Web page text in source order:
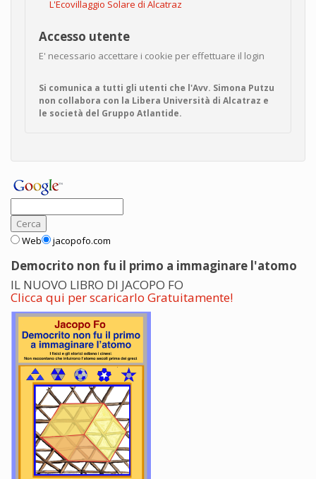
L'Ecovillaggio Solare di Alcatraz
Accesso utente
E' necessario accettare i cookie per effettuare il login
Si comunica a tutti gli utenti che l'Avv. Simona Putzu
non collabora con la Libera Università di Alcatraz e
le società del Gruppo Atlantide.
Web jacopofo.com
Democrito non fu il primo a immaginare l'atomo
IL NUOVO LIBRO DI JACOPO FO
Clicca qui per scaricarlo Gratuitamente!